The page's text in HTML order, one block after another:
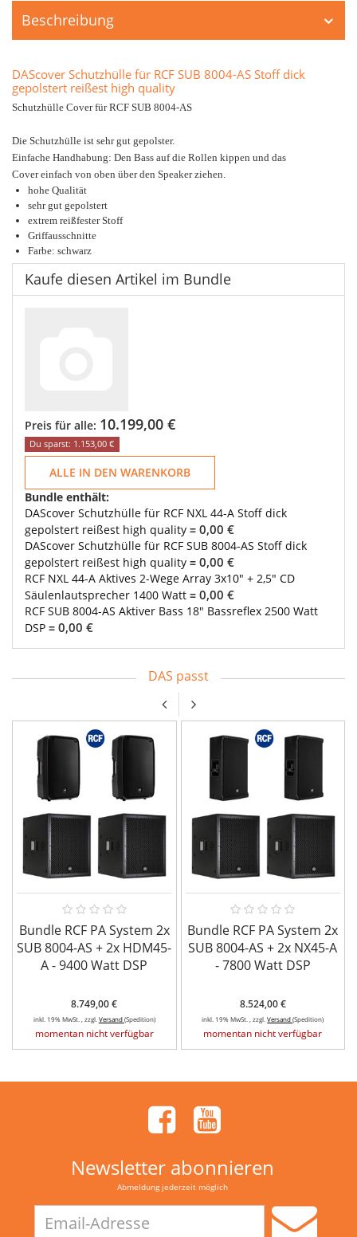
Beschreibung
DAScover Schutzhülle für RCF SUB 8004-AS Stoff dick
gepolstert reißest high quality
Schutzhülle Cover für RCF SUB 8004-AS
Die Schutzhülle ist sehr gut gepolster.
Einfache Handhabung: Den Bass auf die Rollen kippen und das
Cover einfach von oben über den Speaker ziehen.
hohe Qualität
sehr gut gepolstert
extrem reißfester Stoff
Griffausschnitte
Farbe: schwarz
Kaufe diesen Artikel im Bundle
Preis für alle: 10.199,00 €
Du sparst: 1.153,00 €
ALLE IN DEN WARENKORB
Bundle enthält:
DAScover Schutzhülle für RCF NXL 44-A Stoff dick
gepolstert reißest high quality = 0,00 €
DAScover Schutzhülle für RCF SUB 8004-AS Stoff dick
gepolstert reißest high quality = 0,00 €
RCF NXL 44-A Aktives 2-Wege Array 3x10" + 2,5" CD
Säulenlautsprecher 1400 Watt = 0,00 €
RCF SUB 8004-AS Aktiver Bass 18" Bassreflex 2500 Watt
DSP = 0,00 €
DAS passt
Bundle RCF PA System 2x
SUB 8004-AS + 2x HDM45-
A - 9400 Watt DSP
8.749,00 €
inkl. 19% MwSt. , zzgl. Versand (Spedition)
momentan nicht verfügbar
Bundle RCF PA System 2x
SUB 8004-AS + 2x NX45-A
- 7800 Watt DSP
8.524,00 €
inkl. 19% MwSt. , zzgl.Versand(Spedition)
momentan nicht verfügbar
Newsletter abonnieren
Abmeldung jederzeit möglich
Adresse